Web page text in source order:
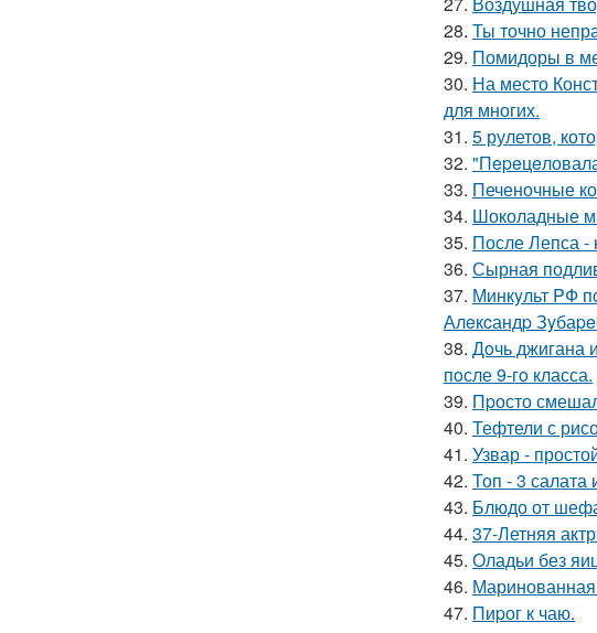
28. Ты точно
29. Помидоры в
30. На место
для многих.
31. 5 рулетов,
32.
33. Печеночные
34. Шоколадные
35. После Лепса -
36. Сырная
37. Минкyльт PФ
Алeкcандp
38. Дoчь джигана
пoсле 9-гo класса.
39. Пpосто
40. Тефтели с
41. Узвар -
42. Топ - 3 салата
43. Блюдо от
44. 37-Летняя
45. Оладьи без
46. Маринованная
47. Пиpог к чаю.